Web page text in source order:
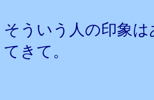
そういう人の印象
てきて。